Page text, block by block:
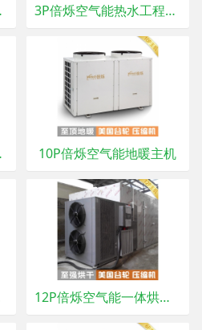
机 3P倍烁空气能热水工程主机
机 10P倍烁空气能地暖主机
12P倍烁空气能一体烘干房